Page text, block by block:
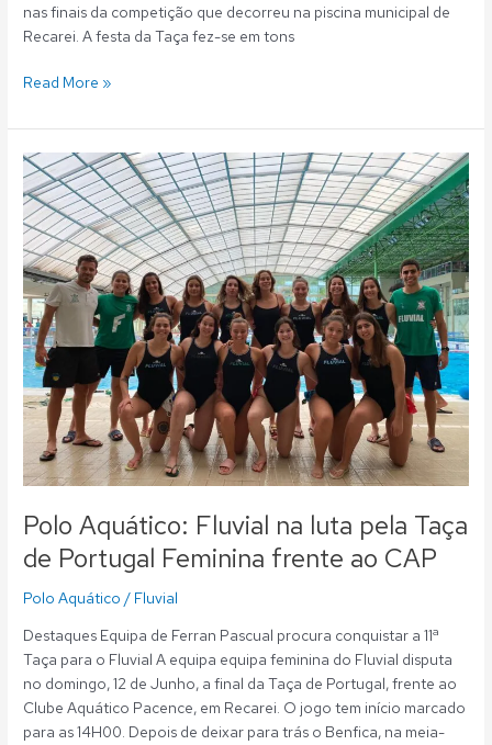
nas finais da competição que decorreu na piscina municipal de
Recarei. A festa da Taça fez-se em tons
Read More »
Polo Aquático: Fluvial na luta pela Taça
de Portugal Feminina frente ao CAP
Polo Aquático / Fluvial
Destaques Equipa de Ferran Pascual procura conquistar a 11ª
Taça para o Fluvial A equipa equipa feminina do Fluvial disputa
no domingo, 12 de Junho, a final da Taça de Portugal, frente ao
Clube Aquático Pacence, em Recarei. O jogo tem início marcado
para as 14H00. Depois de deixar para trás o Benfica, na meia-
Polo
Aquático:
Fluvial
na
luta
pela
Taça
de
Portugal
Feminina
frente
CAP